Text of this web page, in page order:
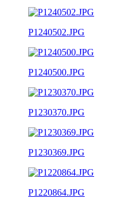
P1240502.JPG
P1240500.JPG
P1230370.JPG
P1230369.JPG
P1220864.JPG